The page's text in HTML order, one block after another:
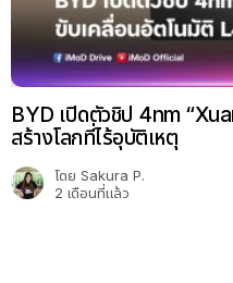
BYD เปิดตัวชิป 4nm
สร้างโลกที่ไร้อุบัติเหตุ
โดย Sakura P.
2 เดือนที่แล้ว